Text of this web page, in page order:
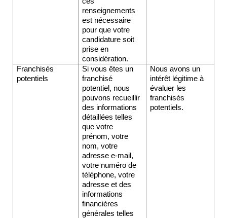
renseignements
est nécessaire
pour que votre
candidature soit
prise en
considération.
Franchisés
potentiels
Si vous êtes un
franchisé
potentiel, nous
pouvons recueillir
des informations
détaillées telles
que votre
prénom, votre
nom, votre
adresse e-mail,
votre numéro de
téléphone, votre
adresse et des
informations
financières
générales telles
Nous avons un
intérêt légitime à
évaluer les
franchisés
potentiels.